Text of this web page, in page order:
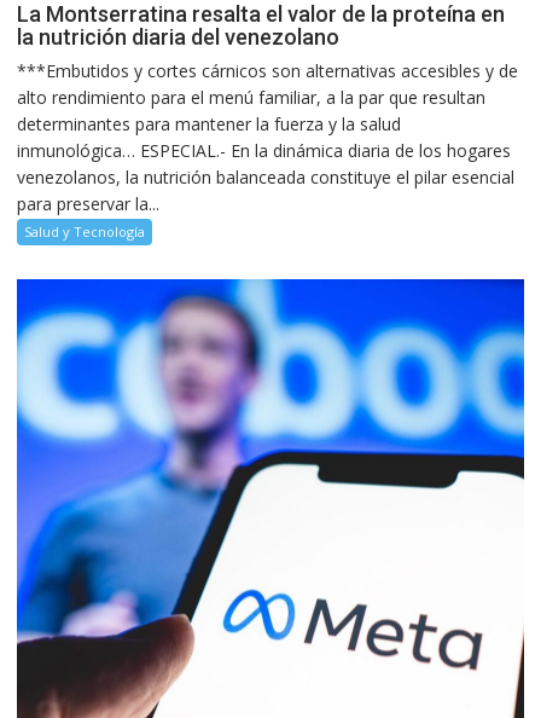
La Montserratina resalta el valor de la proteína en
la nutrición diaria del venezolano
***Embutidos y cortes cárnicos son alternativas accesibles y de
alto rendimiento para el menú familiar, a la par que resultan
determinantes para mantener la fuerza y la salud
inmunológica… ESPECIAL.- En la dinámica diaria de los hogares
venezolanos, la nutrición balanceada constituye el pilar esencial
para preservar la...
Salud y Tecnología